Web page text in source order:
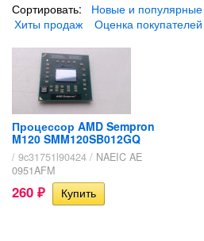
Сортировать: Новые и популярные
Хиты продаж
Оценка покупателей
Процессор AMD Sempron
M120 SMM120SB012GQ
/ 9c31751l90424 / NAEIC AE
0951AFM
260 ₽